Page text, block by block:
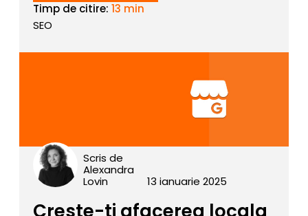
Timp de citire:13 min
SEO
Scris de
Alexandra
Lovin
13 ianuarie 2025
Creste-ti afacerea locala